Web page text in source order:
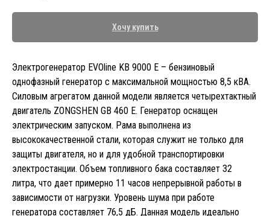
Хочу купить
Электрогенератор EVOline KB 9000 E – бензиновый
однофазный генератор с максимальной мощностью 8,5 кВА.
Силовым агрегатом данной модели является четырехтактный
двигатель ZONGSHEN GB 460 E. Генератор оснащен
электрическим запуском. Рама выполнена из
высококачественной стали, которая служит не только для
защиты двигателя, но и для удобной транспортировки
электростанции. Объем топливного бака составляет 32
литра, что дает примерно 11 часов непрерывной работы в
зависимости от нагрузки. Уровень шума при работе
генератора составляет 76,5 дБ. Данная модель идеально